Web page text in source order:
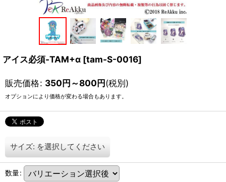
アイス必須-TAM+α [tam-S-0016]
販売価格: 350円～800円(税別)
オプションにより価格が変わる場合もあります。
サイズ: を選択してください
数量: